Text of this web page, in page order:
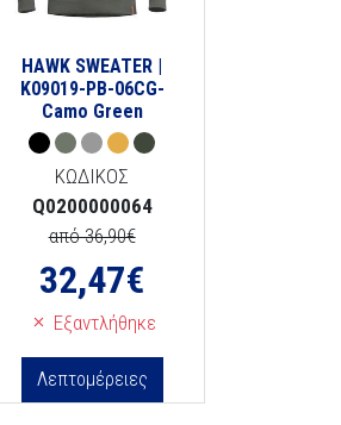
HAWK SWEATER |
K09019-PB-06CG-
Camo Green
ΚΩΔΙΚΟΣ
Q0200000064
από 36,90€
32,47€
Εξαντλήθηκε
Λεπτομέρειες